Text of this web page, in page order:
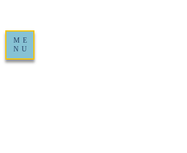
ME
NU